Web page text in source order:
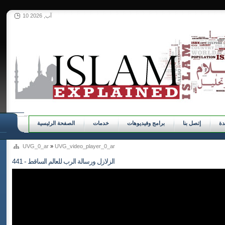
10 آب, 2026
الصفحة الرئيسية خدمات برامج وفيديوهات إتصل بنا
UVG_0_ar » UVG_video_player_0_ar
441 - الزلازل ورسالة الرب للعالم الساقط